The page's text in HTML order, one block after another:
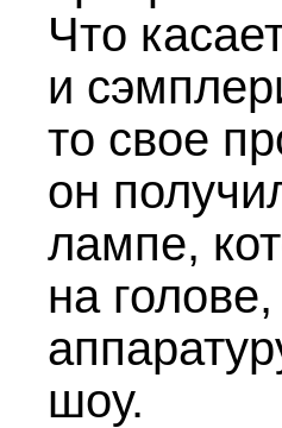
Что
и
то свое
он
лампе,
на
шоу.